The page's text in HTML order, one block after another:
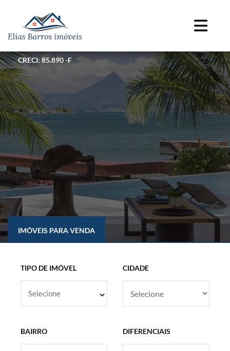
CRECI: 85.890 -F
IMÓVEIS PARA VENDA
TIPO DE IMÓVEL
Selecione
CIDADE
BAIRRO DIFERENCIAIS